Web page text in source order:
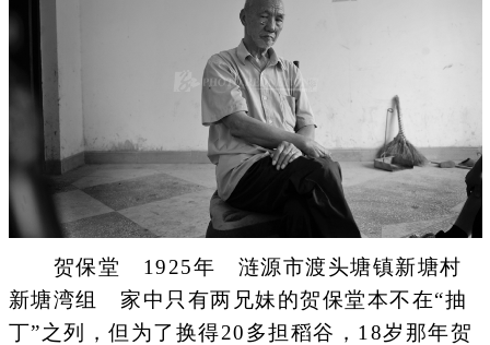
贺保堂 1925年 涟源市渡头塘镇新塘村
新塘湾组 家中只有两兄妹的贺保堂本不在“抽
丁”之列，但为了换得20多担稻谷，18岁那年贺